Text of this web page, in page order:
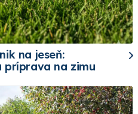
na jeseň:
príprava na zimu